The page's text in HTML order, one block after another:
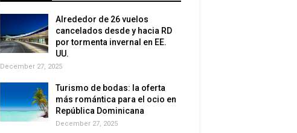
Alrededor de 26 vuelos
cancelados desde y hacia RD
por tormenta invernal en EE.
UU.
December 27, 2025
Turismo de bodas: la oferta
más romántica para el ocio en
República Dominicana
December 27, 2025